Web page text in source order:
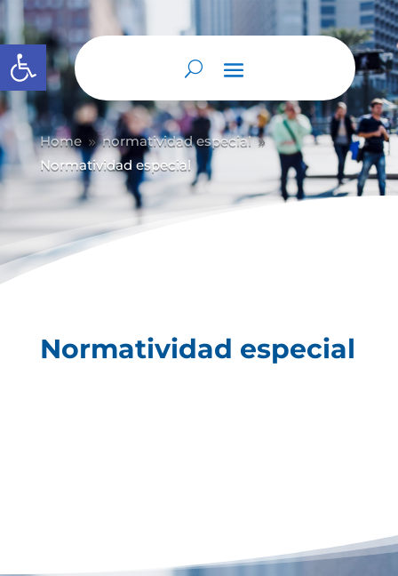
Abrir barra de herramientas
Home 9 normatividad especial 9
Normatividad especial
Normatividad especial